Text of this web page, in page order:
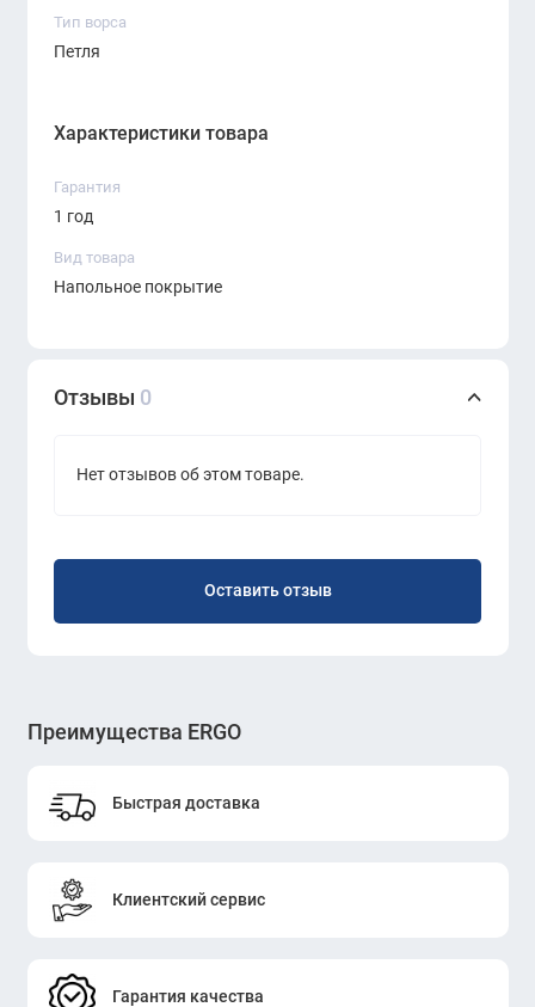
Тип ворса
Петля
Характеристики товара
Гарантия
1 год
Вид товара
Напольное покрытие
Отзывы 0
Нет отзывов об этом товаре.
Оставить отзыв
Преимущества ERGO
Быстрая доставка
Клиентский сервис
Гарантия качества